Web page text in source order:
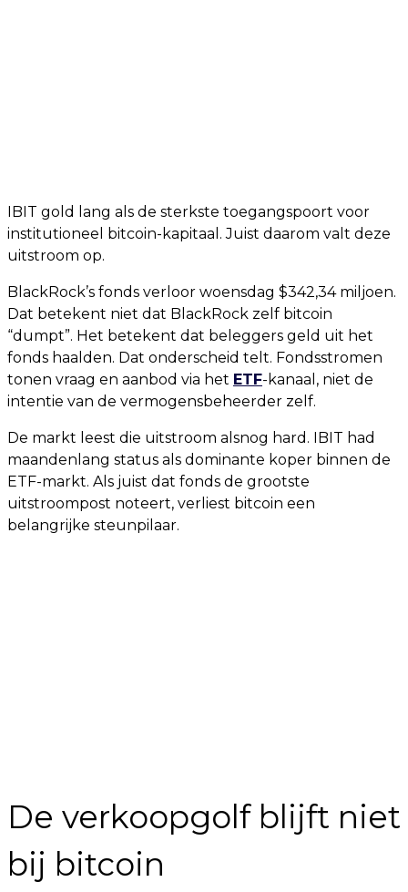
IBIT gold lang als de sterkste toegangspoort voor
institutioneel bitcoin-kapitaal. Juist daarom valt deze
uitstroom op.
BlackRock’s fonds verloor woensdag $342,34 miljoen.
Dat betekent niet dat BlackRock zelf bitcoin
“dumpt”. Het betekent dat beleggers geld uit het
fonds haalden. Dat onderscheid telt. Fondsstromen
tonen vraag en aanbod via het ETF-kanaal, niet de
intentie van de vermogensbeheerder zelf.
De markt leest die uitstroom alsnog hard. IBIT had
maandenlang status als dominante koper binnen de
ETF-markt. Als juist dat fonds de grootste
uitstroompost noteert, verliest bitcoin een
belangrijke steunpilaar.
De verkoopgolf blijft niet
bij bitcoin